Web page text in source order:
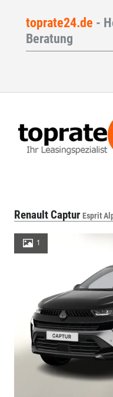
toprate24.de -
Beratung
Renault Captur Esprit
1